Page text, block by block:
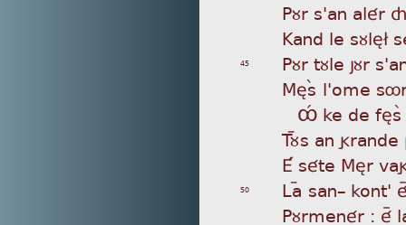
Pùr s'an alér
Kand le sùlè£
45 Pùr tùle jùr
Mèsá l'ome
Ô Ê ke de
Tùýs an
É séte Mèr
50 La ý san_
Pùrmenér : éÿ